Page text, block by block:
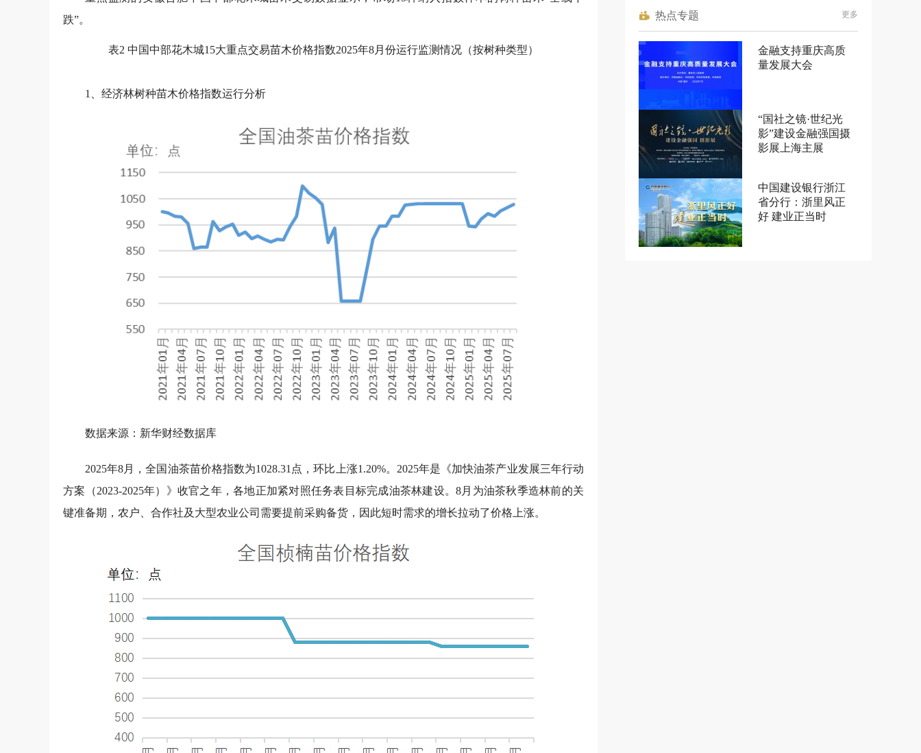
跌”。
表2 中国中部花木城15大重点交易苗木价格指数2025年8月份运行监测情况（按树种类型）
1、经济林树种苗木价格指数运行分析
热点专题 更多
金融支持重庆高质
量发展大会
“国社之镜·世纪光
影”建设金融强国摄
影展上海主展
中国建设银行浙江
省分行：浙里风正
好 建业正当时